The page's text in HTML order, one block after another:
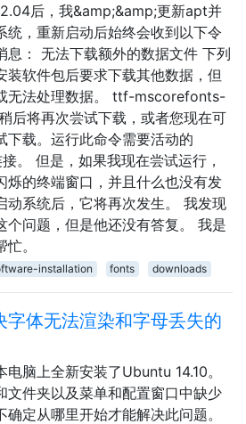
后，我&amp;&amp;更新apt并
统，重新启动后始终会收到以下令
息： 无法下载额外的数据文件 下列
装软件包后要求下载其他数据，但
无法处理数据。 ttf-mscorefonts-
后将再次尝试下载，或者您现在可
下载。运行此命令需要活动的
。 但是，如果我现在尝试运行，
烁的终端窗口，并且什么也没有发
动系统后，它将再次发生。 我发现
个问题，但是他还没有答复。 我是
。
installation fonts downloads
字体无法渲染和字母丢失的
电脑上全新安装了Ubuntu 14.10。
文件夹以及菜单和配置窗口中缺少
确定从哪里开始才能解决此问题。